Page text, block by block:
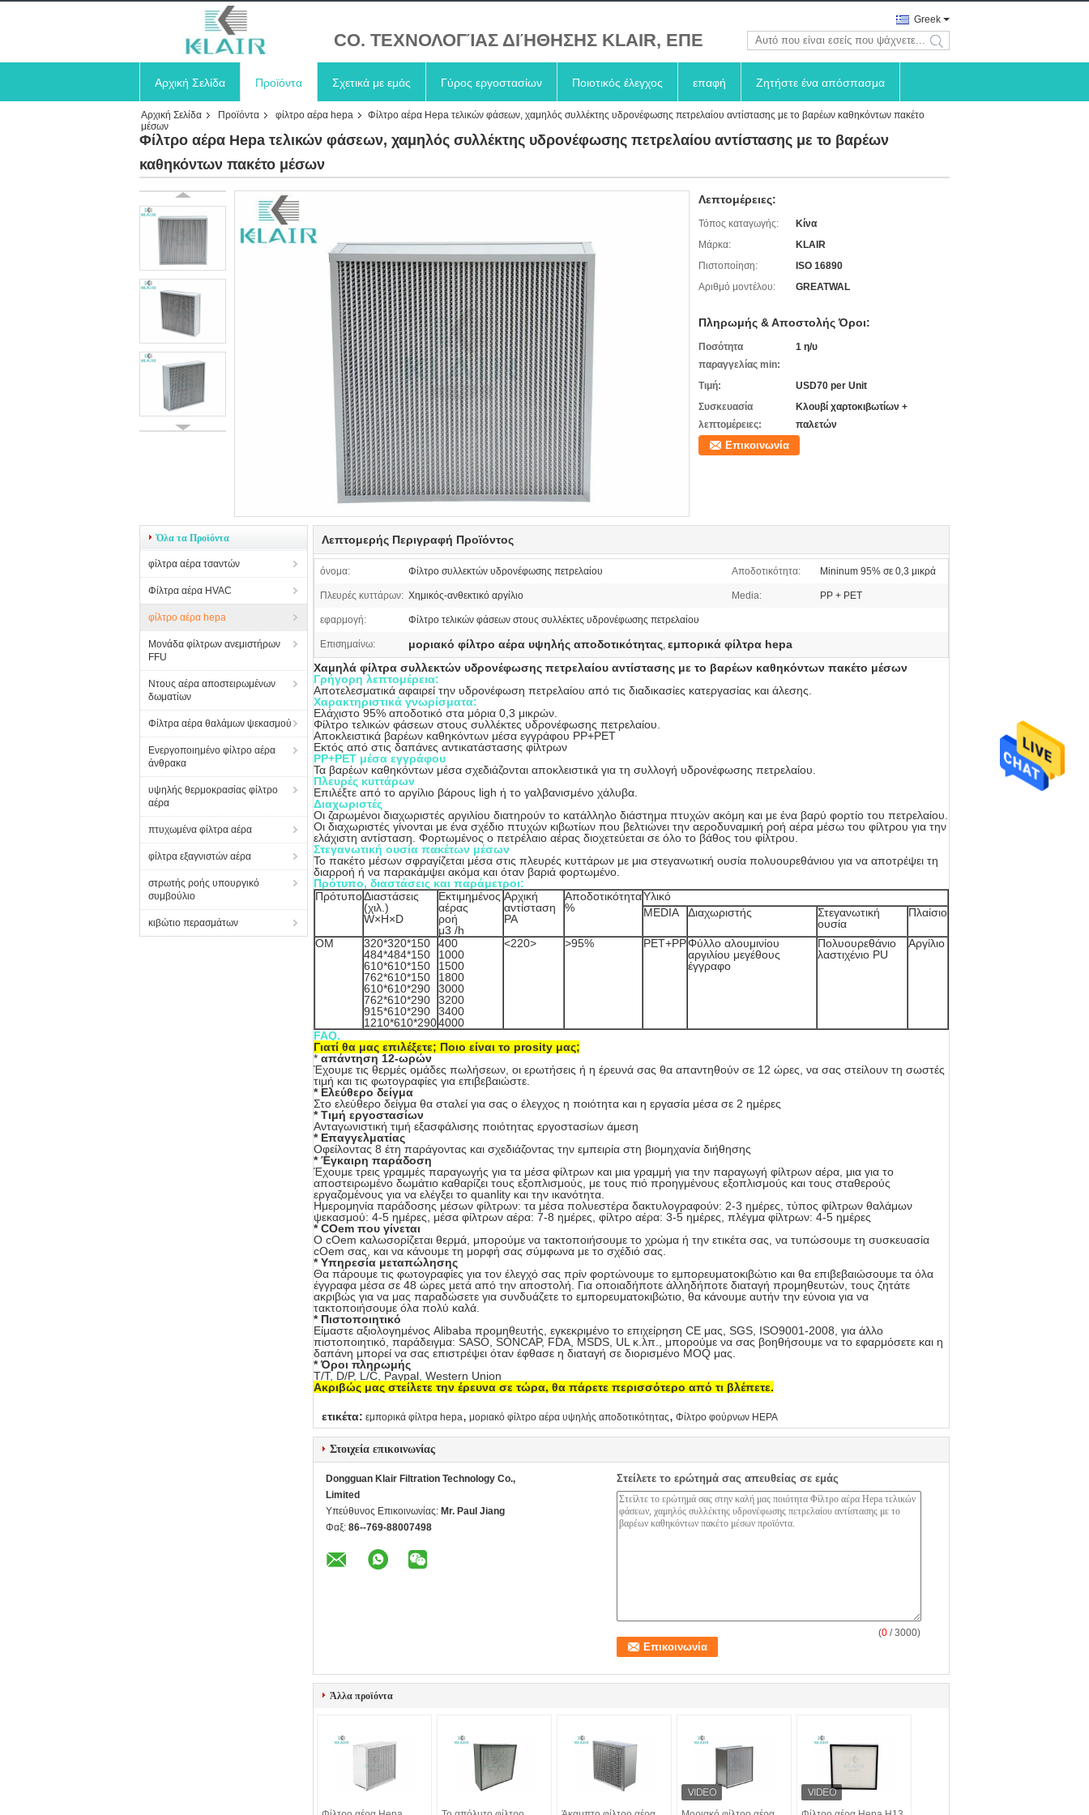
CO. ΤΕΧΝΟΛΟΓΊΑΣ ΔΙΉΘΗΣΗΣ KLAIR, ΕΠΕ
Greek
search
Αρχική Σελίδα Προϊόντα Σχετικά με εμάς Γύρος εργοστασίων Ποιοτικός έλεγχος επαφή Ζητήστε ένα απόσπασμα
Αρχική Σελίδα Προϊόντα φίλτρο αέρα hepa
Φίλτρο αέρα Hepa τελικών φάσεων, χαμηλός συλλέκτης υδρονέφωσης πετρελαίου αντίστασης με το βαρέων καθηκόντων πακέτο
μέσων
Φίλτρο αέρα Hepa τελικών φάσεων, χαμηλός συλλέκτης υδρονέφωσης πετρελαίου αντίστασης με το βαρέων
καθηκόντων πακέτο μέσων
Λεπτομέρειες:
Τόπος καταγωγής:
Κίνα
Μάρκα:
KLAIR
Πιστοποίηση:
ISO 16890
Αριθμό μοντέλου:
GREATWAL
Πληρωμής & Αποστολής Όροι:
Ποσότητα
παραγγελίας min:
1 η/υ
Τιμή:
USD70 per Unit
Συσκευασία
λεπτομέρειες:
Κλουβί χαρτοκιβωτίων +
παλετών
Επικοινωνία
Όλα τα Προϊόντα
φίλτρα αέρα τσαντών
Φίλτρα αέρα HVAC
φίλτρο αέρα hepa
Μονάδα φίλτρων ανεμιστήρων
FFU
Ντους αέρα αποστειρωμένων
δωματίων
Φίλτρα αέρα θαλάμων ψεκασμού
Ενεργοποιημένο φίλτρο αέρα
άνθρακα
υψηλής θερμοκρασίας φίλτρο
αέρα
πτυχωμένα φίλτρα αέρα
φίλτρα εξαγνιστών αέρα
στρωτής ροής υπουργικό
συμβούλιο
κιβώτιο περασμάτων
Λεπτομερής Περιγραφή Προϊόντος
όνομα: Φίλτρο συλλεκτών υδρονέφωσης πετρελαίου Αποδοτικότητα: Mininum 95% σε 0,3 μικρά
Πλευρές κυττάρων: Χημικός-ανθεκτικό αργίλιο Media: PP + PET
εφαρμογή: Φίλτρο τελικών φάσεων στους συλλέκτες υδρονέφωσης πετρελαίου
Επισημαίνω: μοριακό φίλτρο αέρα υψηλής αποδοτικότητας, εμπορικά φίλτρα hepa
Χαμηλά φίλτρα συλλεκτών υδρονέφωσης πετρελαίου αντίστασης με το βαρέων καθηκόντων πακέτο μέσων
Γρήγορη λεπτομέρεια:
Αποτελεσματικά αφαιρεί την υδρονέφωση πετρελαίου από τις διαδικασίες κατεργασίας και άλεσης.
Χαρακτηριστικά γνωρίσματα:
Ελάχιστο 95% αποδοτικό στα μόρια 0,3 μικρών.
Φίλτρο τελικών φάσεων στους συλλέκτες υδρονέφωσης πετρελαίου.
Αποκλειστικά βαρέων καθηκόντων μέσα εγγράφου PP+PET
Εκτός από στις δαπάνες αντικατάστασης φίλτρων
PP+PET μέσα εγγράφου
Τα βαρέων καθηκόντων μέσα σχεδιάζονται αποκλειστικά για τη συλλογή υδρονέφωσης πετρελαίου.
Πλευρές κυττάρων
Επιλέξτε από το αργίλιο βάρους ligh ή το γαλβανισμένο χάλυβα.
Διαχωριστές
Οι ζαρωμένοι διαχωριστές αργιλίου διατηρούν το κατάλληλο διάστημα πτυχών ακόμη και με ένα βαρύ φορτίο του πετρελαίου.
Οι διαχωριστές γίνονται με ένα σχέδιο πτυχών κιβωτίων που βελτιώνει την αεροδυναμική ροή αέρα μέσω του φίλτρου για την
ελάχιστη αντίσταση. Φορτωμένος ο πετρέλαιο αέρας διοχετεύεται σε όλο το βάθος του φίλτρου.
Στεγανωτική ουσία πακέτων μέσων
Το πακέτο μέσων σφραγίζεται μέσα στις πλευρές κυττάρων με μια στεγανωτική ουσία πολυουρεθάνιου για να αποτρέψει τη
διαρροή ή να παρακάμψει ακόμα και όταν βαριά φορτωμένο.
Πρότυπο, διαστάσεις και παράμετροι:
ΠρότυποΔιαστάσεις
(χιλ.)
W×H×D
Εκτιμημένος
αέρας
ροή
μ3 /h
Αρχική
αντίσταση
PA
Αποδοτικότητα
%
Υλικό
MEDIA
Διαχωριστής
Στεγανωτική
ουσία
Πλαίσιο
OM
320*320*150
484*484*150
610*610*150
762*610*150
610*610*290
762*610*290
915*610*290
1210*610*290
400
1000
1500
1800
3000
3200
3400
4000
<220> >95% PET+PPΦύλλο αλουμινίου
αργιλίου μεγέθους
έγγραφο
Πολυουρεθάνιο
λαστιχένιο PU
Αργίλιο
FAQ.
Γιατί θα μας επιλέξετε; Ποιο είναι το prosity μας;
* απάντηση 12-ωρών
Έχουμε τις θερμές ομάδες πωλήσεων, οι ερωτήσεις ή η έρευνά σας θα απαντηθούν σε 12 ώρες, να σας στείλουν τη σωστές
τιμή και τις φωτογραφίες για επιβεβαιώστε.
* Ελεύθερο δείγμα
Στο ελεύθερο δείγμα θα σταλεί για σας ο έλεγχος η ποιότητα και η εργασία μέσα σε 2 ημέρες
* Τιμή εργοστασίων
Ανταγωνιστική τιμή εξασφάλισης ποιότητας εργοστασίων άμεση
* Επαγγελματίας
Οφείλοντας 8 έτη παράγοντας και σχεδιάζοντας την εμπειρία στη βιομηχανία διήθησης
* Έγκαιρη παράδοση
Έχουμε τρεις γραμμές παραγωγής για τα μέσα φίλτρων και μια γραμμή για την παραγωγή φίλτρων αέρα, μια για το
αποστειρωμένο δωμάτιο καθαρίζει τους εξοπλισμούς, με τους πιό προηγμένους εξοπλισμούς και τους σταθερούς
εργαζομένους για να ελέγξει το quanlity και την ικανότητα.
Ημερομηνία παράδοσης μέσων φίλτρων: τα μέσα πολυεστέρα δακτυλογραφούν: 2-3 ημέρες, τύπος φίλτρων θαλάμων
ψεκασμού: 4-5 ημέρες, μέσα φίλτρων αέρα: 7-8 ημέρες, φίλτρο αέρα: 3-5 ημέρες, πλέγμα φίλτρων: 4-5 ημέρες
* COem που γίνεται
Ο cOem καλωσορίζεται θερμά, μπορούμε να τακτοποιήσουμε το χρώμα ή την ετικέτα σας, να τυπώσουμε τη συσκευασία
cOem σας, και να κάνουμε τη μορφή σας σύμφωνα με το σχέδιό σας.
* Υπηρεσία μεταπώλησης
Θα πάρουμε τις φωτογραφίες για τον έλεγχό σας πρίν φορτώνουμε το εμπορευματοκιβώτιο και θα επιβεβαιώσουμε τα όλα
έγγραφα μέσα σε 48 ώρες μετά από την αποστολή. Για οποιαδήποτε άλληδήποτε διαταγή προμηθευτών, τους ζητάτε
ακριβώς για να μας παραδώσετε για συνδυάζετε το εμπορευματοκιβώτιο, θα κάνουμε αυτήν την εύνοια για να
τακτοποιήσουμε όλα πολύ καλά.
* Πιστοποιητικό
Είμαστε αξιολογημένος Alibaba προμηθευτής, εγκεκριμένο το επιχείρηση CE μας, SGS, ISO9001-2008, για άλλο
πιστοποιητικό, παράδειγμα: SASO, SONCAP, FDA, MSDS, UL κ.λπ., μπορούμε να σας βοηθήσουμε να το εφαρμόσετε και η
δαπάνη μπορεί να σας επιστρέψει όταν έφθασε η διαταγή σε διορισμένο MOQ μας.
* Όροι πληρωμής
T/T, D/P, L/C, Paypal, Western Union
Ακριβώς μας στείλετε την έρευνα σε τώρα, θα πάρετε περισσότερο από τι βλέπετε.
ετικέτα: εμπορικά φίλτρα hepa, μοριακό φίλτρο αέρα υψηλής αποδοτικότητας, Φίλτρο φούρνων HEPA
Στοιχεία επικοινωνίας
Dongguan Klair Filtration Technology Co.,
Limited
Υπεύθυνος Επικοινωνίας: Mr. Paul Jiang
Φαξ: 86--769-88007498
Στείλετε το ερώτημά σας απευθείας σε εμάς
(0 / 3000)
Άλλα προϊόντα